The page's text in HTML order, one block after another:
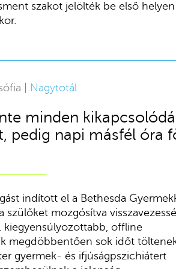
szakot jelölték be első helyen
| Nagytotál
minden
pedig napi másfél óra
indított el a Bethesda
szülőket mozgósítva
offline
megdöbbentően sok időt
gyermek- és ifjúságpszichiátert